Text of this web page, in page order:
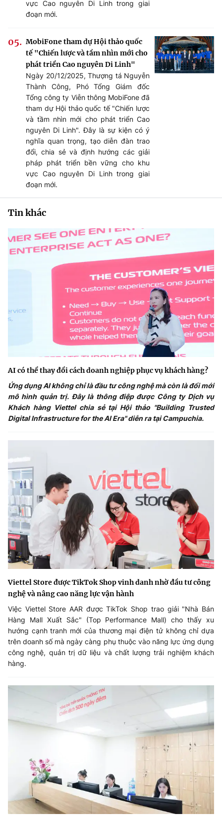
vực Cao nguyên Di Linh trong giai
đoạn mới.
MobiFone tham dự Hội thảo quốc
tế "Chiến lược và tầm nhìn mới cho
phát triển Cao nguyên Di Linh"
Ngày 20/12/2025, Thượng tá Nguyễn
Thành Công, Phó Tổng Giám đốc
Tổng công ty Viễn thông MobiFone đã
tham dự Hội thảo quốc tế "Chiến lược
và tầm nhìn mới cho phát triển Cao
nguyên Di Linh". Đây là sự kiện có ý
nghĩa quan trọng, tạo diễn đàn trao
đổi, chia sẻ và định hướng các giải
pháp phát triển bền vững cho khu
vực Cao nguyên Di Linh trong giai
đoạn mới.
Tin khác
AI có thể thay đổi cách doanh nghiệp phục vụ khách hàng?
Ứng dụng AI không chỉ là đầu tư công nghệ mà còn là đổi mới
mô hình quản trị. Đây là thông điệp được Công ty Dịch vụ
Khách hàng Viettel chia sẻ tại Hội thảo "Building Trusted
Digital Infrastructure for the AI Era" diễn ra tại Campuchia.
Viettel Store được TikTok Shop vinh danh nhờ đầu tư công
nghệ và nâng cao năng lực vận hành
Việc Viettel Store AAR được TikTok Shop trao giải "Nhà Bán
Hàng Mall Xuất Sắc" (Top Performance Mall) cho thấy xu
hướng cạnh tranh mới của thương mại điện tử không chỉ dựa
trên doanh số mà ngày càng phụ thuộc vào năng lực ứng dụng
công nghệ, quản trị dữ liệu và chất lượng trải nghiệm khách
hàng.